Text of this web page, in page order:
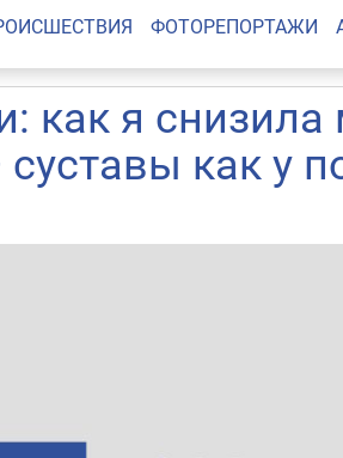
ФОТОРЕПОРТАЖИ
как я
как у